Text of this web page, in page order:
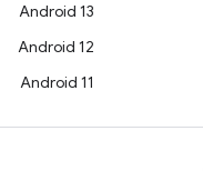
Android 13
Android 12
Android 11